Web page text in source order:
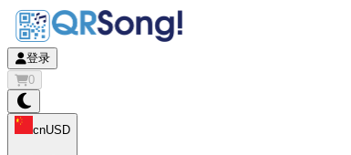
登录
0
cnUSD